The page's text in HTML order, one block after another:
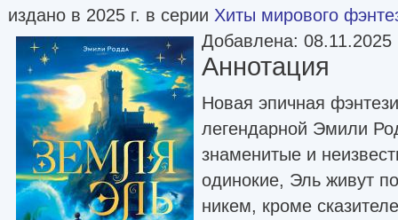
издано в 2025 г. в серии Хиты мирового
Добавлена: 08.11.2025
Аннотация
Новая эпичная
легендарной Эмили
знаменитые и
одинокие, Эль живут
никем, кроме